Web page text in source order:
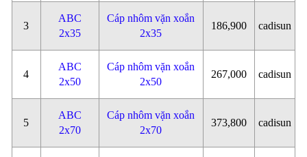
3
ABC
2x35
Cáp nhôm vặn xoắn
2x35
186,900 cadisun
4
ABC
2x50
Cáp nhôm vặn xoắn
2x50
267,000 cadisun
5
ABC
2x70
Cáp nhôm vặn xoắn
2x70
373,800 cadisun